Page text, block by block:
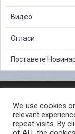
Видео
Огласи
Поставете
СЛОБОДЕН
ПОСТАПКА ЗА
We use cookies
relevant
repeat visits. By